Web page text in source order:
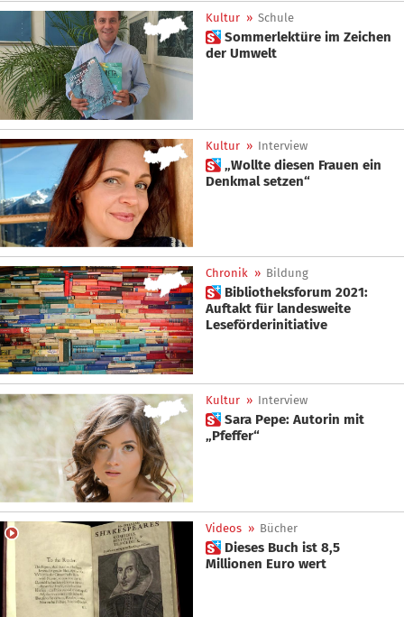
Kultur » Schule
 Sommerlektüre im Zeichen
der Umwelt
Kultur » Interview
 „Wollte diesen Frauen ein
Denkmal setzen“
Chronik » Bildung
 Bibliotheksforum 2021:
Auftakt für landesweite
Leseförderinitiative
Kultur » Interview
 Sara Pepe: Autorin mit
„Pfeffer“
Videos » Bücher
 Dieses Buch ist 8,5
Millionen Euro wert